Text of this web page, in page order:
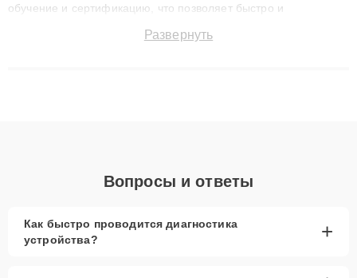
обучение и сертификацию, что позволяет быстро и
сохранением гарантии до 3 лет. Наши мастера решают
Развернуть
Вопросы и ответы
Как быстро проводится диагностика
устройства?
+